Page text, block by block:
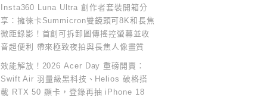
Insta360 Luna Ultra 創作者套裝開箱分
享：擁徠卡Summicron雙鏡頭可8K和長焦
微距錄影！首創可拆卸圖傳搖控螢幕並收
音超便利 帶來極致夜拍與長焦人像畫質
效能解放！2026 Acer Day 重磅開賣：
Swift Air 羽量級黑科技、Helios 破格搭
載 RTX 50 顯卡，登錄再抽 iPhone 18